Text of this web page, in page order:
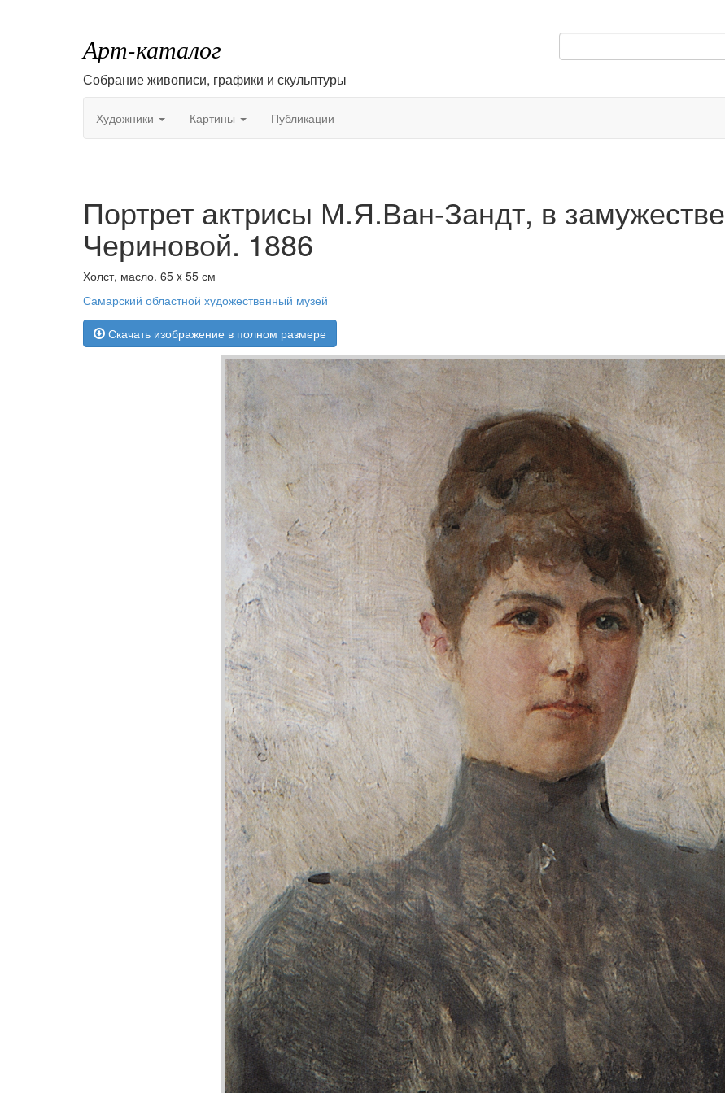
Арт-каталог
Собрание живописи, графики и скульптуры
Художники Картины Публикации
Портрет актрисы М.Я.Ван-Зандт, в замужестве
Чериновой. 1886
Холст, масло. 65 x 55 см
Самарский областной художественный музей
Скачать изображение в полном размере